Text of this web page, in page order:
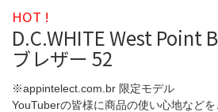
HOT !
D.C.WHITE West Point
ブレザー 52
※appintelect.com.br 限定モデル
YouTuberの皆様に商品の使い心地など